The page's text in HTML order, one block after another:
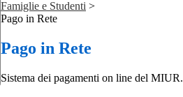
Famiglie e Studenti >
Pago in Rete
Pago in Rete
Sistema dei pagamenti on line del MIUR.